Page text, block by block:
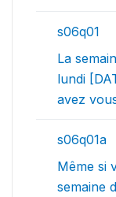
s06q01
La
lundi
avez
s06q01a
Même si
semaine